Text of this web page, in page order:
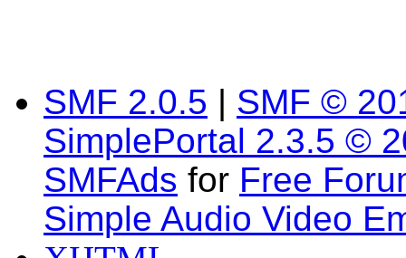
SMF 2.0.5 | SMF ©
SimplePortal 2.3.5 ©
SMFAds for Free
Simple Audio Video